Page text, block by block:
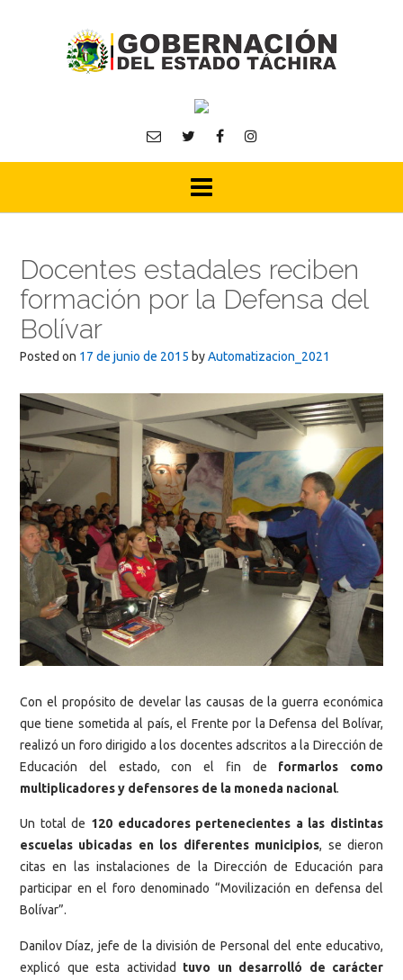
Docentes estadales reciben
formación por la Defensa del
Bolívar
Posted on 17 de junio de 2015 byAutomatizacion_2021
Con el propósito de develar las causas de la guerra económica
que tiene sometida al país, el Frente por la Defensa del Bolívar,
realizó un foro dirigido a los docentes adscritos a la Dirección de
Educación del estado, con el fin de formarlos como
multiplicadores y defensores de la moneda nacional.
Un total de 120 educadores pertenecientes a las distintas
escuelas ubicadas en los diferentes municipios, se dieron
citas en las instalaciones de la Dirección de Educación para
participar en el foro denominado “Movilización en defensa del
Bolívar”.
Danilov Díaz, jefe de la división de Personal del ente educativo,
explicó que esta actividad tuvo un desarrolló de carácter